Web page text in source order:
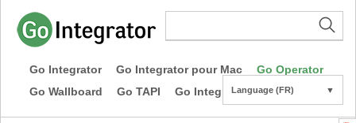
Go Integrator Go Integrator pour Mac
Go Operator
Go Wallboard
Go TAPI Go Integrator CE
Language (FR) ▼